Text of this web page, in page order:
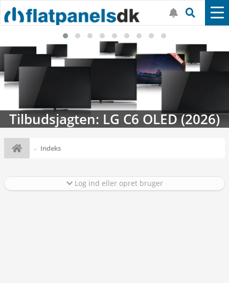
Tilbudsjagten: LG C6 OLED (2026)
Indeks
Log ind eller opret bruger